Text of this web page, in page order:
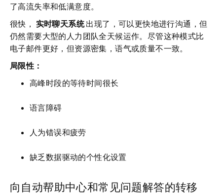
了高流失率和低满意度。
很快， 实时聊天系统出现了，可以更快地进行沟通，但
仍然需要大型的人力团队全天候运作。尽管这种模式比
电子邮件更好，但资源密集，语气或质量不一致。
局限性：
高峰时段的等待时间很长
语言障碍
人为错误和疲劳
缺乏数据驱动的个性化设置
向自动帮助中心和常见问题解答的转移